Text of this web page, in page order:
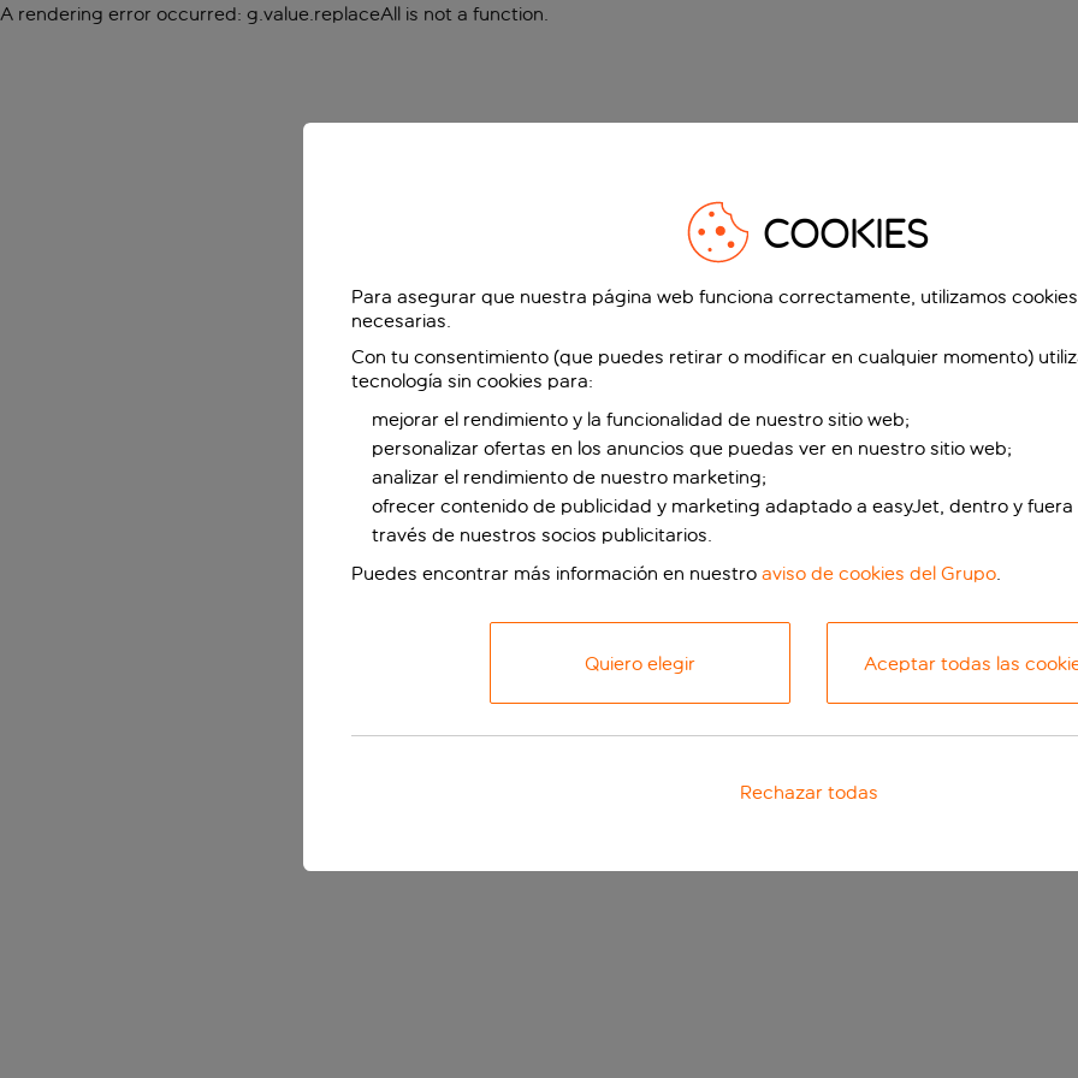
A rendering error occurred: g.value.replaceAll is not a function.
COOKIES
Para asegurar que nuestra página web funciona correctamente, utilizamos
necesarias.
Con tu consentimiento (que puedes retirar o modificar en cualquier momento)
tecnología sin cookies para:
mejorar el rendimiento y la funcionalidad de nuestro sitio web;
personalizar ofertas en los anuncios que puedas ver en nuestro sitio web;
analizar el rendimiento de nuestro marketing;
ofrecer contenido de publicidad y marketing adaptado a easyJet, dentro y
través de nuestros socios publicitarios.
Puedes encontrar más información en nuestro aviso de cookies del Grupo.
Quiero elegir Aceptar todas las
Rechazar todas